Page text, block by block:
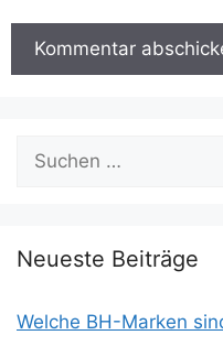
nach:
Neueste Beiträge
Welche BH-Marken